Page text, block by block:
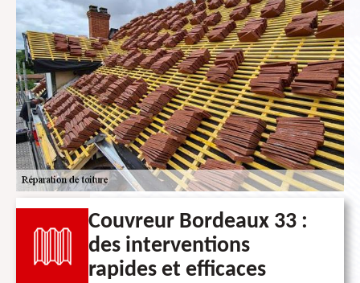
Couvreur Bordeaux 33 :
des interventions
rapides et efficaces